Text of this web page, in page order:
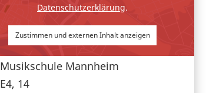
Datenschutzerklärung.
Zustimmen und externen Inhalt anzeigen
Musikschule Mannheim
E4, 14